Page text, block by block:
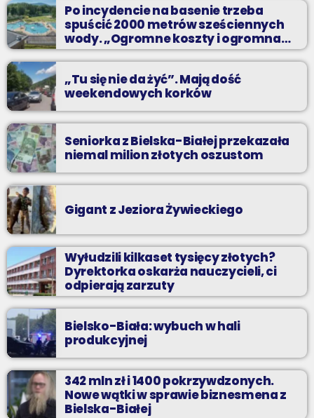
odpocząć?
Po incydencie na basenie trzeba
spuścić 2000 metrów sześciennych
wody. „Ogromne koszty i ogromna
praca”
„Tu się nie da żyć”. Mają dość
weekendowych korków
Seniorka z Bielska-Białej przekazała
niemal milion złotych oszustom
Gigant z Jeziora Żywieckiego
Wyłudzili kilkaset tysięcy złotych?
Dyrektorka oskarża nauczycieli, ci
odpierają zarzuty
Bielsko-Biała: wybuch w hali
produkcyjnej
342 mln zł i 1400 pokrzywdzonych.
Nowe wątki w sprawie biznesmena z
Bielska-Białej